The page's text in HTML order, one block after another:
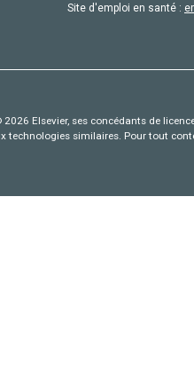
Site d'emploi en santé :
Elsevier, ses concédants de
technologies similaires. Pour tout